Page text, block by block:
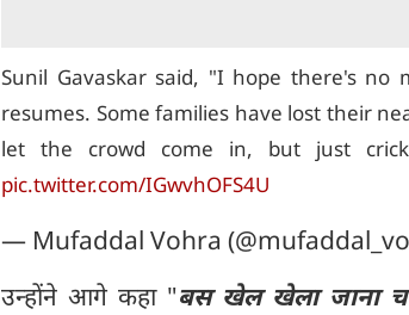
Sunil Gavaskar said, "I hope there's
resumes. Some families have lost their
let the crowd come in, but just
pic.twitter.com/IGwvhOFS4U
— Mufaddal Vohra
उन्होंने आगे कहा "बस खेल खेला जाना